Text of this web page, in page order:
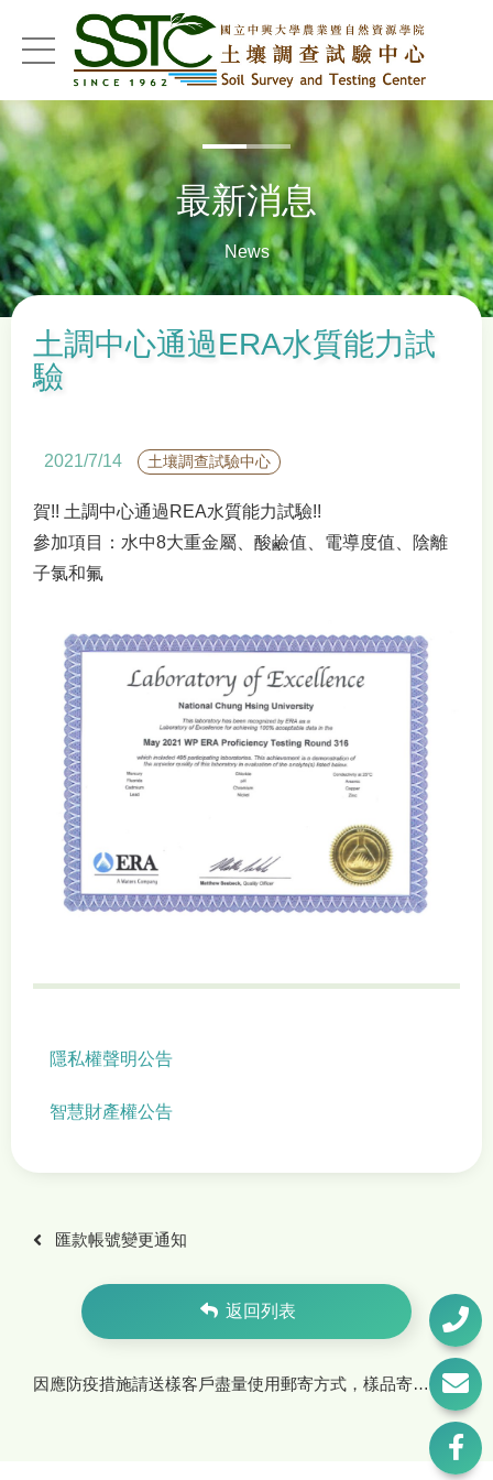
menu
最新消息
News
土調中心通過ERA水質能力試
驗
2021/7/14 土壤調查試驗中心
賀!! 土調中心通過REA水質能力試驗!!
參加項目：水中8大重金屬、酸鹼值、電導度值、陰離
子氯和氟
隱私權聲明公告
智慧財產權公告
匯款帳號變更通知
返回列表
因應防疫措施請送樣客戶盡量使用郵寄方式，樣品寄送使用「黑貓宅急便」免運費！